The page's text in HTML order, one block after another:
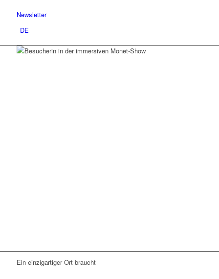
Newsletter
DE
Ein einzigartiger Ort braucht